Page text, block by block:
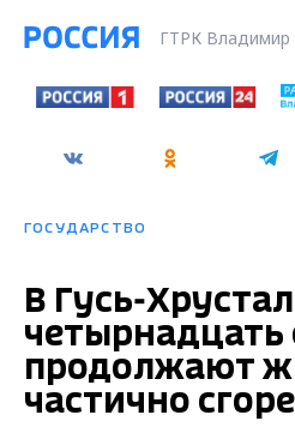
ГТРК Владимир
ГОСУДАРСТВО
В Гусь-
четырнадцать
продолжают
частично